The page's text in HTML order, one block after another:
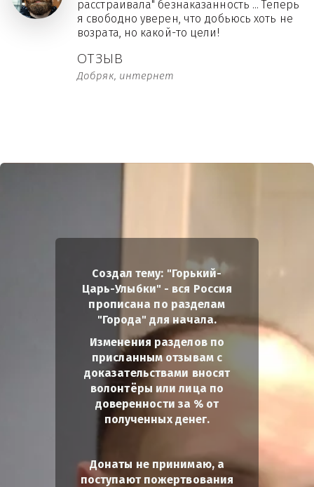
ОТЗЫВ
Добряк, интернет
расстраивала" безнаказанность ... Теперь
я свободно уверен, что добьюсь хоть не
возрата, но какой-то цели!
Создал тему: "Горький-
Царь-Улыбки" - вся Россия
прописана по разделам
"Города" для начала.
Изменения разделов по
присланным отзывам с
доказательствами вносят
волонтёры или лица по
доверенности за % от
полученных денег.
Донаты не принимаю, а
поступают пожертвования